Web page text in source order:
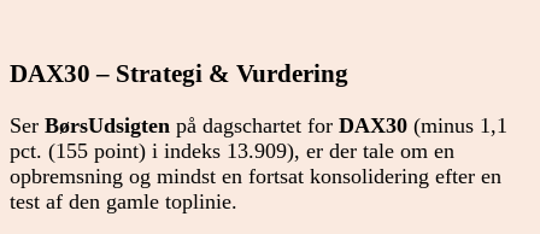
DAX30 – Strategi & Vurdering
Ser BørsUdsigten på dagschartet for DAX30 (minus 1,1
pct. (155 point) i indeks 13.909), er der tale om en
opbremsning og mindst en fortsat konsolidering efter en
test af den gamle toplinie.